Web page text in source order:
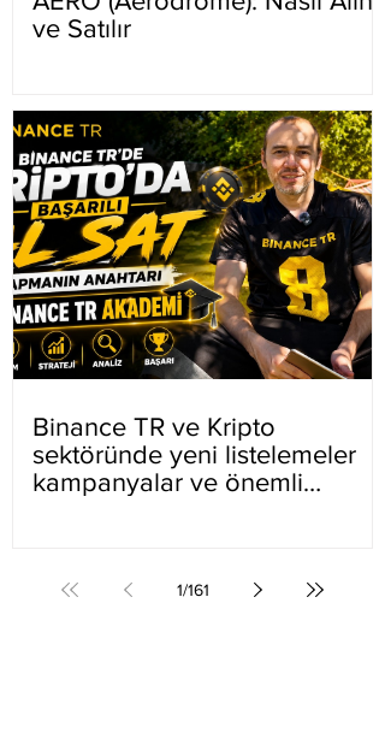
ve Satılır
Binance TR ve Kripto
sektöründe yeni listelemeler
kampanyalar ve önemli
1/161